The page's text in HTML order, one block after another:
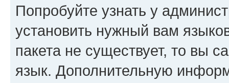
Попробуйте узнать у
установить нужный вам
пакета не существует, то вы
язык. Дополнительную